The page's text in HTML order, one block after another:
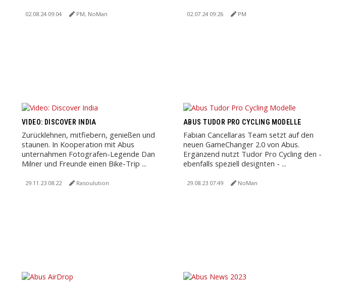
02.08.24 09:04 PM, NoMan 02.07.24 09:26 PM
VIDEO: DISCOVER INDIA
Zurücklehnen, mitfiebern, genießen und
staunen. In Kooperation mit Abus
unternahmen Fotografen-Legende Dan
Milner und Freunde einen Bike-Trip ...
29.11.23 08:22 Rasoulution
ABUS TUDOR PRO CYCLING MODELLE
Fabian Cancellaras Team setzt auf den
neuen GameChanger 2.0 von Abus.
Ergänzend nutzt Tudor Pro Cycling den -
ebenfalls speziell designten - ...
29.08.23 07:49 NoMan